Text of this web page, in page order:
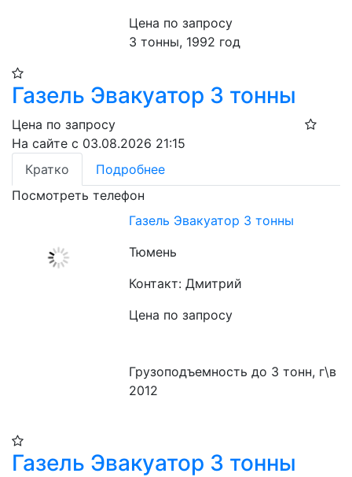
Цена по запросу
3 тонны, 1992 год
​Газель Эвакуатор 3 тонны
Цена по запросу
На сайте с 03.08.2026 21:15
Кратко
Подробнее
Посмотреть телефон
​Газель Эвакуатор 3 тонны
Тюмень
Контакт: Дмитрий
Цена по запросу
Грузоподъемность до 3 тонн, г\в
2012
Газель Эвакуатор 3 тонны